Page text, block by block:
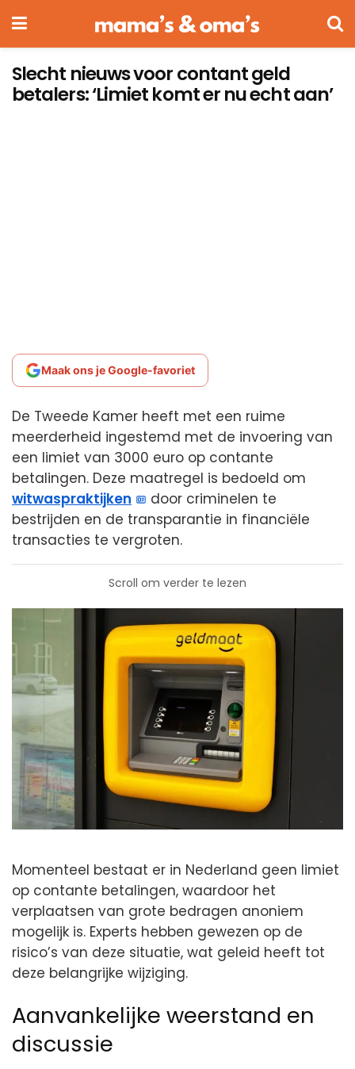
Slecht nieuws voor contant geld
betalers: ‘Limiet komt er nu echt aan’
Maak ons je Google-favoriet
De Tweede Kamer heeft met een ruime
meerderheid ingestemd met de invoering van
een limiet van 3000 euro op contante
betalingen. Deze maatregel is bedoeld om
witwaspraktijken
door criminelen te
bestrijden en de transparantie in financiële
transacties te vergroten.
Scroll om verder te lezen
Momenteel bestaat er in Nederland geen limiet
op contante betalingen, waardoor het
verplaatsen van grote bedragen anoniem
mogelijk is. Experts hebben gewezen op de
risico’s van deze situatie, wat geleid heeft tot
deze belangrijke wijziging.
Aanvankelijke weerstand en
discussie